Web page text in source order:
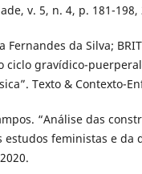
v. 5, n. 4, p. 181-198,
Fernandes da Silva;
ciclo gravídico-
Texto & Contexto-
“Análise das
feministas e da